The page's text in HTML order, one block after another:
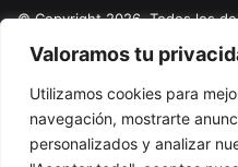
Valoramos tu
Utilizamos cookies para
navegación, mostrarte
personalizados y analizar
© Copyright 2026, Todos los
SAS BIC
Home
Actualidad
El Tinteadero